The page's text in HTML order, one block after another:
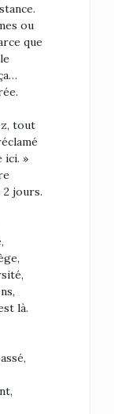
ou
que
tout
ici. »
2 jours.
là.